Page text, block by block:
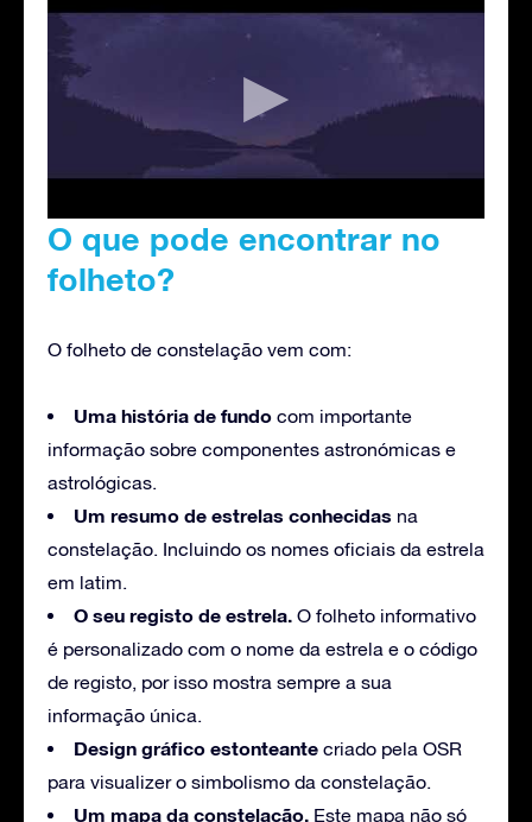
O que pode encontrar no
folheto?
O folheto de constelação vem com:
Uma história de fundo com importante
informação sobre componentes astronómicas e
astrológicas.
Um resumo de estrelas conhecidas na
constelação. Incluindo os nomes oficiais da estrela
em latim.
O seu registo de estrela. O folheto informativo
é personalizado com o nome da estrela e o código
de registo, por isso mostra sempre a sua
informação única.
Design gráfico estonteante criado pela OSR
para visualizer o simbolismo da constelação.
Um mapa da constelação. Este mapa não só